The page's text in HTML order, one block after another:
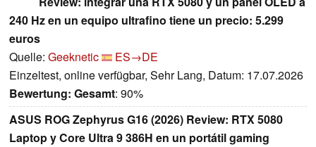
240 Hz en un equipo ultrafino tiene un precio: 5.299
euros
Quelle: Geeknetic
ES→DE
Einzeltest, online verfügbar, Sehr Lang, Datum: 17.07.2026
Bewertung: Gesamt: 90%
ASUS ROG Zephyrus G16 (2026) Review: RTX 5080
Laptop y Core Ultra 9 386H en un portátil gaming